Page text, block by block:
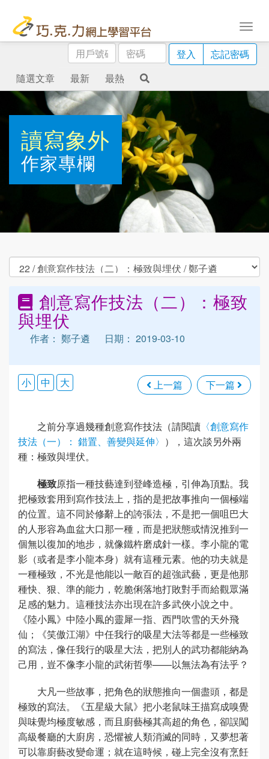
用
戶
號
碼
密
碼
登入
忘記密碼
隨選文章
最新 最熱
讀寫象外
作家專欄
創意寫作技法（二）：極致
與埋伏
作者： 鄭子遴 日期： 2019-03-10
上一篇 下一篇
小 中 大
之前分享過幾種創意寫作技法（請閱讀 〈創意寫作
技法（一）： 錯置、善變與延伸〉 ），這次談另外兩
種：極致與埋伏。
極致原指一種技藝達到登峰造極，引伸為頂點。我
把極致套用到寫作技法上，指的是把故事推向一個極端
的位置。這不同於修辭上的誇張法，不是把一個咀巴大
的人形容為血盆大口那一種，而是把狀態或情況推到一
個無以復加的地步，就像鐵杵磨成針一樣。李小龍的電
影（或者是李小龍本身）就有這種元素。他的功夫就是
一種極致，不光是他能以一敵百的超強武藝，更是他那
種快、狠、準的能力，乾脆俐落地打敗對手而給觀眾滿
足感的魅力。這種技法亦出現在許多武俠小說之中。
《陸小鳳》中陸小鳳的靈犀一指、西門吹雪的天外飛
仙；《笑傲江湖》中任我行的吸星大法等都是一些極致
的寫法，像任我行的吸星大法，把別人的武功都能納為
己用，豈不像李小龍的武術哲學——以無法為有法乎？
大凡一些故事，把角色的狀態推向一個盡頭，都是
極致的寫法。《五星級大鼠》把小老鼠味王描寫成嗅覺
與味覺均極度敏感，而且廚藝極其高超的角色，卻誤闖
高級餐廳的大廚房，恐懼被人類消滅的同時，又夢想著
可以靠廚藝改變命運；就在這時候，碰上完全沒有烹飪